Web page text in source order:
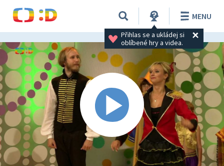
Přihlas se a ukládej si
oblíbené hry a videa.
MENU